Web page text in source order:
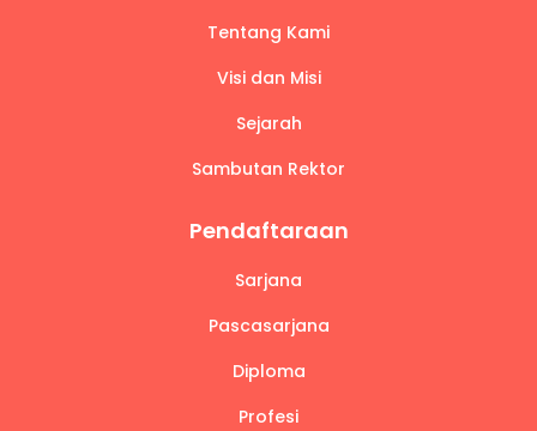
Tentang Kami
Visi dan Misi
Sejarah
Sambutan Rektor
Pendaftaraan
Sarjana
Pascasarjana
Diploma
Profesi